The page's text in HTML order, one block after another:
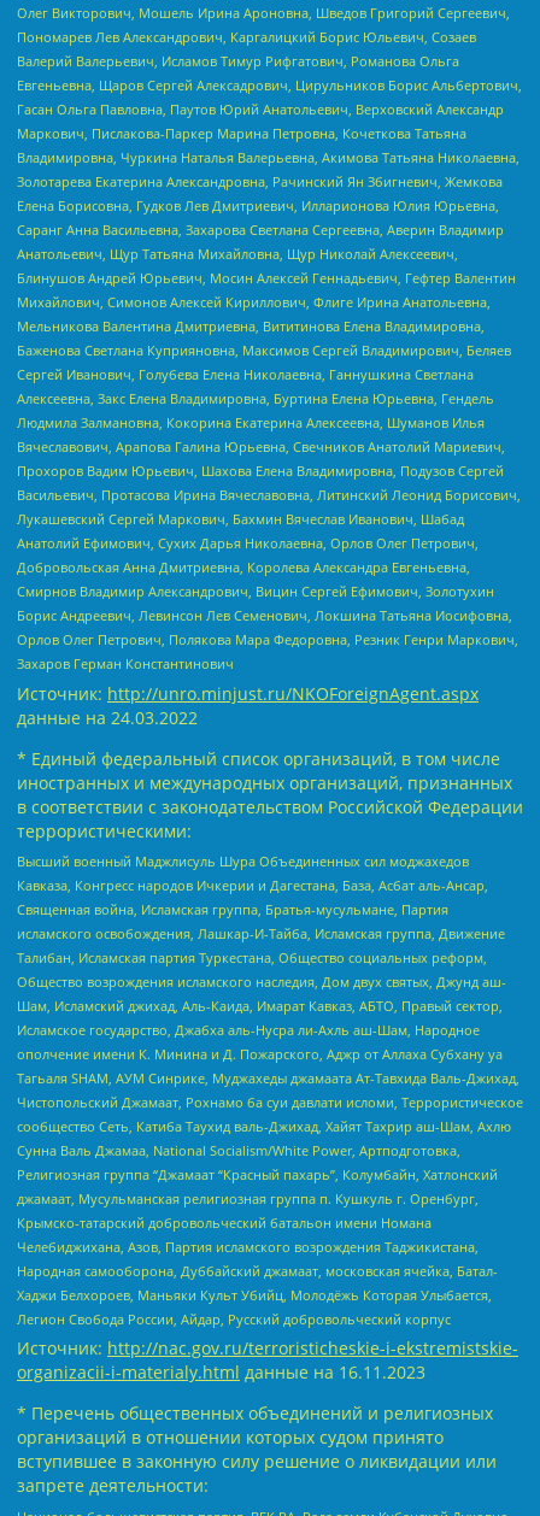
Олег Викторович, Мошель Ирина Ароновна, Шведов Григорий Сергеевич,
Пономарев Лев Александрович, Каргалицкий Борис Юльевич, Созаев
Валерий Валерьевич, Исламов Тимур Рифгатович, Романова Ольга
Евгеньевна, Щаров Сергей Алексадрович, Цирульников Борис Альбертович,
Гасан Ольга Павловна, Паутов Юрий Анатольевич, Верховский Александр
Маркович, Пислакова-Паркер Марина Петровна, Кочеткова Татьяна
Владимировна, Чуркина Наталья Валерьевна, Акимова Татьяна Николаевна,
Золотарева Екатерина Александровна, Рачинский Ян Збигневич, Жемкова
Елена Борисовна, Гудков Лев Дмитриевич, Илларионова Юлия Юрьевна,
Саранг Анна Васильевна, Захарова Светлана Сергеевна, Аверин Владимир
Анатольевич, Щур Татьяна Михайловна, Щур Николай Алексеевич,
Блинушов Андрей Юрьевич, Мосин Алексей Геннадьевич, Гефтер Валентин
Михайлович, Симонов Алексей Кириллович, Флиге Ирина Анатольевна,
Мельникова Валентина Дмитриевна, Вититинова Елена Владимировна,
Баженова Светлана Куприяновна, Максимов Сергей Владимирович, Беляев
Сергей Иванович, Голубева Елена Николаевна, Ганнушкина Светлана
Алексеевна, Закс Елена Владимировна, Буртина Елена Юрьевна, Гендель
Людмила Залмановна, Кокорина Екатерина Алексеевна, Шуманов Илья
Вячеславович, Арапова Галина Юрьевна, Свечников Анатолий Мариевич,
Прохоров Вадим Юрьевич, Шахова Елена Владимировна, Подузов Сергей
Васильевич, Протасова Ирина Вячеславовна, Литинский Леонид Борисович,
Лукашевский Сергей Маркович, Бахмин Вячеслав Иванович, Шабад
Анатолий Ефимович, Сухих Дарья Николаевна, Орлов Олег Петрович,
Добровольская Анна Дмитриевна, Королева Александра Евгеньевна,
Смирнов Владимир Александрович, Вицин Сергей Ефимович, Золотухин
Борис Андреевич, Левинсон Лев Семенович, Локшина Татьяна Иосифовна,
Орлов Олег Петрович, Полякова Мара Федоровна, Резник Генри Маркович,
Захаров Герман Константинович
Источник: http://unro.minjust.ru/NKOForeignAgent.aspx
данные на 24.03.2022
* Единый федеральный список организаций, в том числе
иностранных и международных организаций, признанных
в соответствии с законодательством Российской Федерации
террористическими:
Высший военный Маджлисуль Шура Объединенных сил моджахедов
Кавказа, Конгресс народов Ичкерии и Дагестана, База, Асбат аль-Ансар,
Священная война, Исламская группа, Братья-мусульмане, Партия
исламского освобождения, Лашкар-И-Тайба, Исламская группа, Движение
Талибан, Исламская партия Туркестана, Общество социальных реформ,
Общество возрождения исламского наследия, Дом двух святых, Джунд аш-
Шам, Исламский джихад, Аль-Каида, Имарат Кавказ, АБТО, Правый сектор,
Исламское государство, Джабха аль-Нусра ли-Ахль аш-Шам, Народное
ополчение имени К. Минина и Д. Пожарского, Аджр от Аллаха Субхану уа
Тагьаля SHAM, АУМ Синрике, Муджахеды джамаата Ат-Тавхида Валь-Джихад,
Чистопольский Джамаат, Рохнамо ба суи давлати исломи, Террористическое
сообщество Сеть, Катиба Таухид валь-Джихад, Хайят Тахрир аш-Шам, Ахлю
Сунна Валь Джамаа, National Socialism/White Power, Артподготовка,
Религиозная группа “Джамаат “Красный пахарь”, Колумбайн, Хатлонский
джамаат, Мусульманская религиозная группа п. Кушкуль г. Оренбург,
Крымско-татарский добровольческий батальон имени Номана
Челебиджихана, Азов, Партия исламского возрождения Таджикистана,
Народная самооборона, Дуббайский джамаат, московская ячейка, Батал-
Хаджи Белхороев, Маньяки Культ Убийц, Молодёжь Которая Улыбается,
Легион Свобода России, Айдар, Русский добровольческий корпус
Источник: http://nac.gov.ru/terroristicheskie-i-ekstremistskie-
organizacii-i-materialy.html данные на 16.11.2023
* Перечень общественных объединений и религиозных
организаций в отношении которых судом принято
вступившее в законную силу решение о ликвидации или
запрете деятельности: